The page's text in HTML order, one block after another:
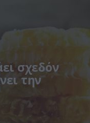
σχεδόν
την